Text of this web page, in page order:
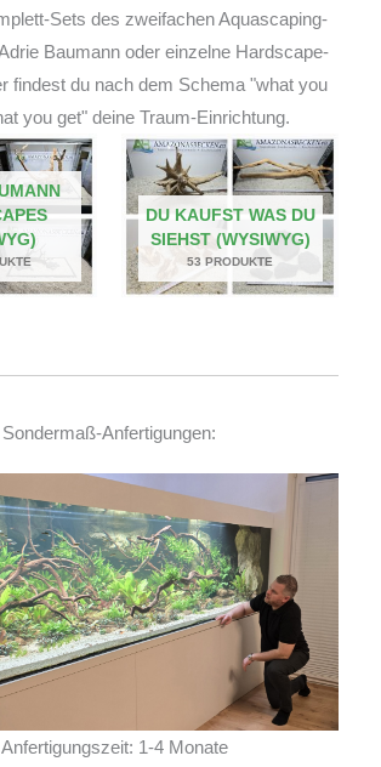
Sets des zweifachen Aquascaping-
Baumann oder einzelne Hardscape-
findest du nach dem Schema "what you
you get" deine Traum-Einrichtung.
DU KAUFST WAS DU
SIEHST (WYSIWYG)
53 PRODUKTE
Sondermaß-Anfertigungen:
1-4 Monate